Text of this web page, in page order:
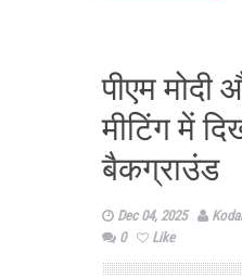
पीएम मोदी
मीटिंग में
बैकग्राउंड
Dec 04, 2025
0
Like